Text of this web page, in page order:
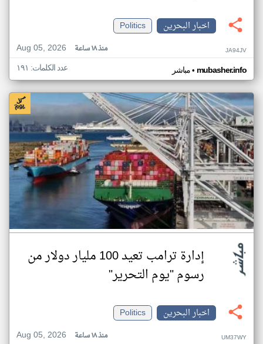
اخبار البحرين
Politics
Aug 05, 2026
منذ ١٨ ساعة JA94JV
مباشر• mubasher.info عدد الكلمات: ١٩١
إدارة ترامب تعيد 100 مليار دولار من
رسوم "يوم التحرير"
اخبار البحرين
Politics
Aug 05, 2026
منذ ١٨ ساعة UM37WY